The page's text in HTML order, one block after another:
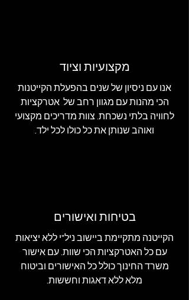
מקצועיות וציוד
אנו עם ניסיון של שנים בהפעלת הקייטנות
הכי מהנות עם מגוון רחב של אטרקציות
לחוויה בלתי נשכחת. צוות מדריכים מקצועי
ואוהב שנותן את כל כולו לכל ילד.
בטיחות ואישורים
הקייטנה מתקיימת ביישוב ניל"י ללא יציאות
עם כל האטרקציות הכי שוות. עם אישור
משרד החינוך כולל כל האישורים וביטוח
מלא ללא דאגות וחששות.